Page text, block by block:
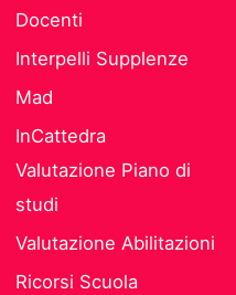
Docenti
Interpelli Supplenze
Mad
InCattedra
Valutazione Piano di
studi
Valutazione Abilitazioni
Ricorsi Scuola